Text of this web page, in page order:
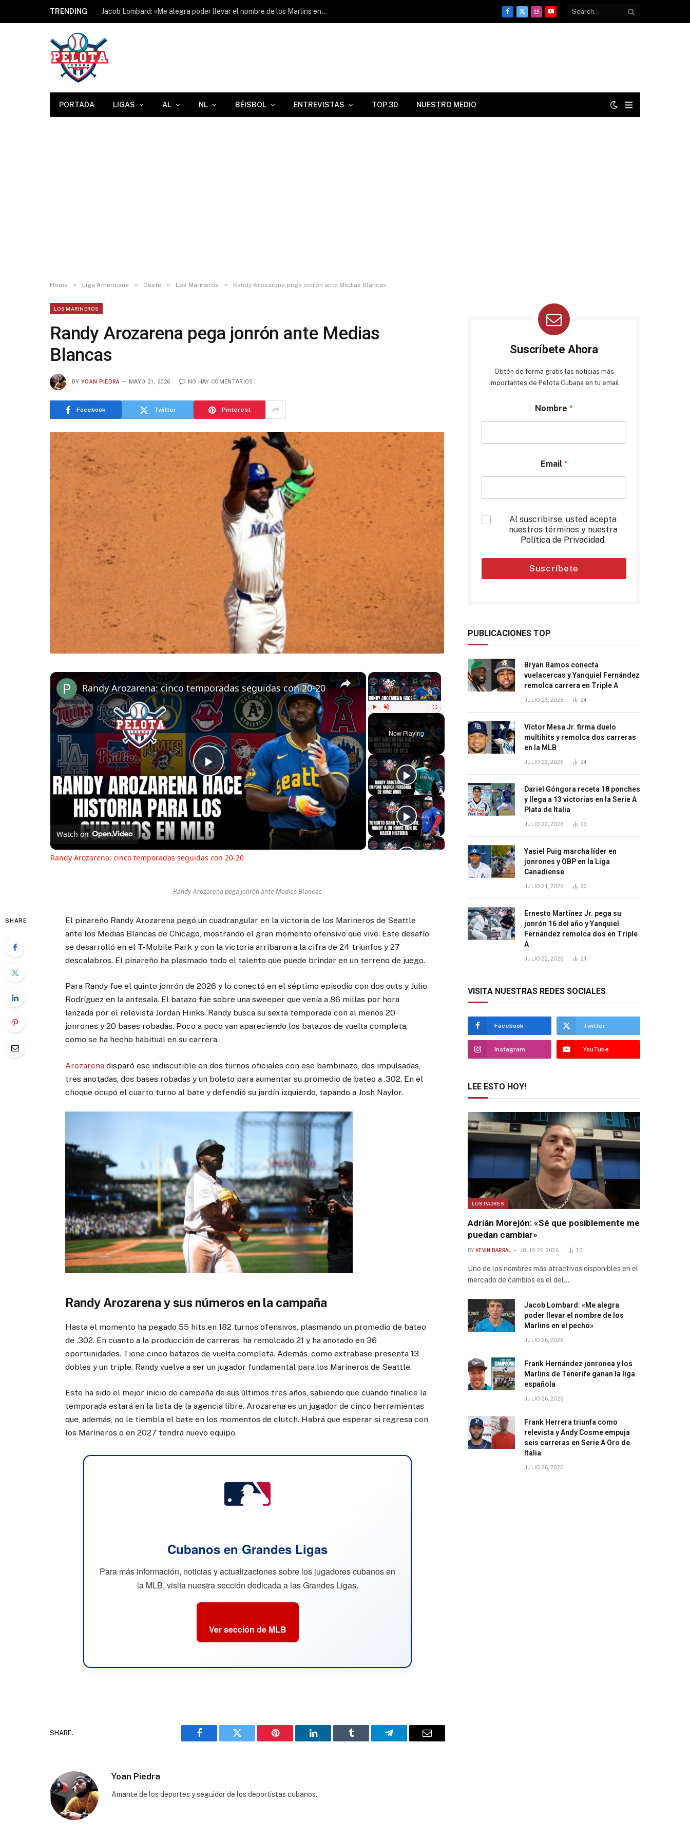
TRENDING Jacob Lombard: «Me alegra poder llevar el nombre de los Marlins en el pecho»
Facebook
X
InstagramYouTube
PORTADA LIGAS AL NL BÉISBOL ENTREVISTAS TOP 30 NUESTRO MEDIO
Home » Liga Americana » Oeste » Los Marineros » Randy Arozarena pega jonrón ante Medias Blancas
LOS MARINEROS
Randy Arozarena pega jonrón ante Medias
Blancas
BY YOAN PIEDRA MAYO 21, 2026 NO HAY COMENTARIOS
Facebook Twitter Pinterest
×
Fullscreen
Now Playing
×
Play
Video
Randy Arozarena: cinco temporadas seguidas con 20-20
Watch on
Randy Arozarena: cinco temporadas seguidas con 20-20
Randy Arozarena pega jonrón ante Medias Blancas
SHARE
El pinareño Randy Arozarena pegó un cuadrangular en la victoria de los Marineros de Seattle
ante los Medias Blancas de Chicago, mostrando el gran momento ofensivo que vive. Este desafío
se desarrolló en el T-Mobile Park y con la victoria arribaron a la cifra de 24 triunfos y 27
descalabros. El pinareño ha plasmado todo el talento que puede brindar en un terreno de juego.
Para Randy fue el quinto jonrón de 2026 y lo conectó en el séptimo episodio con dos outs y Julio
Rodríguez en la antesala. El batazo fue sobre una sweeper que venía a 86 millas por hora
lanzada por el relevista Jordan Hinks. Randy busca su sexta temporada con al menos 20
jonrones y 20 bases robadas. Poco a poco van apareciendo los batazos de vuelta completa,
como se ha hecho habitual en su carrera.
Arozarena disparó ese indiscutible en dos turnos oficiales con ese bambinazo, dos impulsadas,
tres anotadas, dos bases robadas y un boleto para aumentar su promedio de bateo a .302. En el
choque ocupó el cuarto turno al bate y defendió su jardín izquierdo, tapando a Josh Naylor.
Randy Arozarena y sus números en la campaña
Hasta el momento ha pegado 55 hits en 182 turnos ofensivos, plasmando un promedio de bateo
de .302. En cuanto a la producción de carreras, ha remolcado 21 y ha anotado en 36
oportunidades. Tiene cinco batazos de vuelta completa. Además, como extrabase presenta 13
dobles y un triple. Randy vuelve a ser un jugador fundamental para los Marineros de Seattle.
Este ha sido el mejor inicio de campaña de sus últimos tres años, sabiendo que cuando finalice la
temporada estará en la lista de la agencia libre. Arozarena es un jugador de cinco herramientas
que, además, no le tiembla el bate en los momentos de clutch. Habrá que esperar si regresa con
los Marineros o en 2027 tendrá nuevo equipo.
Cubanos en Grandes Ligas
Para más información, noticias y actualizaciones sobre los jugadores cubanos en
la MLB, visita nuestra sección dedicada a las Grandes Ligas.
Ver sección de MLB
SHARE.
Facebook Twitter Pinterest LinkedIn Tumblr Telegram Email
Yoan Piedra
Amante de los deportes y seguidor de los deportistas cubanos.
Suscríbete Ahora
Obtén de forma gratis las noticias más
importantes de Pelota Cubana en tu email
Nombre *
Email *
*
Al suscribirse, usted acepta
nuestros términos y nuestra
Política de Privacidad.
Suscríbete
PUBLICACIONES TOP
Bryan Ramos conecta
vuelacercas y Yanquiel Fernández
remolca carrera en Triple A
JULIO 23, 2026 24
Víctor Mesa Jr. firma duelo
multihits y remolca dos carreras
en la MLB
JULIO 23, 2026 24
Dariel Góngora receta 18 ponches
y llega a 13 victorias en la Serie A
Plata de Italia
JULIO 22, 2026 23
Yasiel Puig marcha líder en
jonrones y OBP en la Liga
Canadiense
JULIO 21, 2026 23
Ernesto Martínez Jr. pega su
jonrón 16 del año y Yanquiel
Fernández remolca dos en Triple
A
JULIO 22, 2026 21
VISITA NUESTRAS REDES SOCIALES
Facebook Twitter
Instagram YouTube
LEE ESTO HOY!
LOS PADRES
Adrián Morejón: «Sé que posiblemente me
puedan cambiar»
BY KEVIN BARRAL JULIO 26, 2026 10
Uno de los nombres más atractivos disponibles en el
mercado de cambios es el del…
Jacob Lombard: «Me alegra
poder llevar el nombre de los
Marlins en el pecho»
JULIO 26, 2026
Frank Hernández jonronea y los
Marlins de Tenerife ganan la liga
española
JULIO 26, 2026
Frank Herrera triunfa como
relevista y Andy Cosme empuja
seis carreras en Serie A Oro de
Italia
JULIO 26, 2026